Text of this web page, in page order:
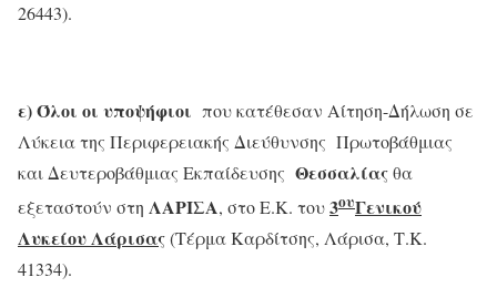
26443).
ε)Όλοι οι υποψήφιοι που κατέθεσαν Αίτηση-Δήλωση σε
Λύκεια της Περιφερειακής Διεύθυνσης Πρωτοβάθμιας
και Δευτεροβάθμιας Εκπαίδευσης Θεσσαλίαςθα
εξεταστούν στη ΛΑΡΙΣΑ, στο Ε.Κ. του3ουΓενικού
Λυκείου Λάρισας(Τέρμα Καρδίτσης, Λάρισα, Τ.Κ.
41334).